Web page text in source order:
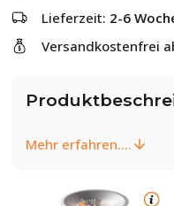
Lieferzeit: 2-6
Versandkostenfrei
Mehr erfahren....